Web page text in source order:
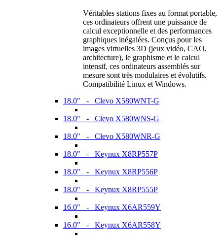
Véritables stations fixes au format portable,
ces ordinateurs offrent une puissance de
calcul exceptionnelle et des performances
graphiques inégalées. Conçus pour les
images virtuelles 3D (jeux vidéo, CAO,
architecture), le graphisme et le calcul
intensif, ces ordinateurs assemblés sur
mesure sont très modulaires et évolutifs.
Compatibilité Linux et Windows.
18.0" - Clevo X580WNT-G
18.0" - Clevo X580WNS-G
18.0" - Clevo X580WNR-G
18.0" - Keynux X8RP557P
18.0" - Keynux X8RP556P
18.0" - Keynux X8RP555P
16.0" - Keynux X6AR559Y
16.0" - Keynux X6AR558Y